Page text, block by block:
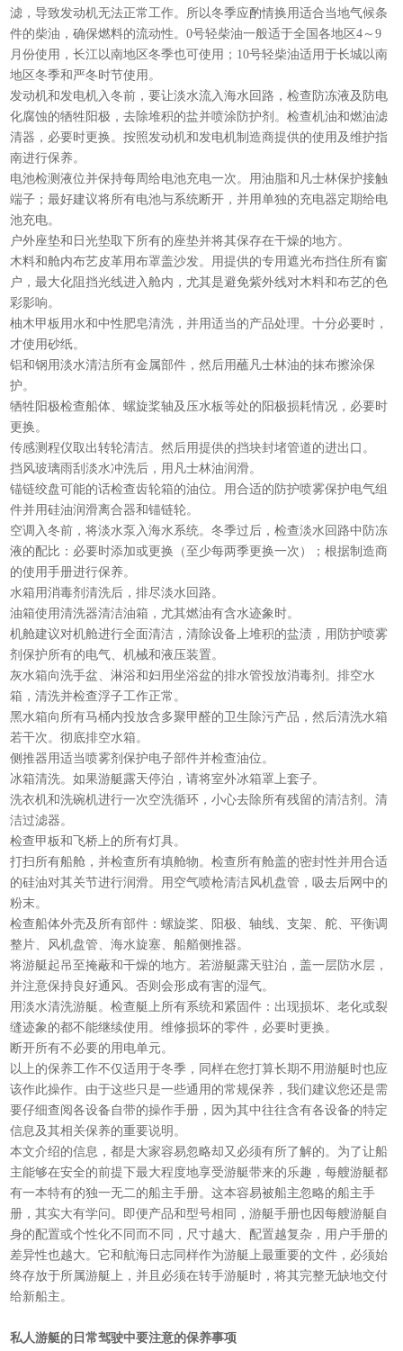
滤，导致发动机无法正常工作。所以冬季应酌情换用适合当地气候条
件的柴油，确保燃料的流动性。0号轻柴油一般适于全国各地区4～9
月份使用，长江以南地区冬季也可使用；10号轻柴油适用于长城以南
地区冬季和严冬时节使用。
发动机和发电机入冬前，要让淡水流入海水回路，检查防冻液及防电
化腐蚀的牺牲阳极，去除堆积的盐并喷涂防护剂。检查机油和燃油滤
清器，必要时更换。按照发动机和发电机制造商提供的使用及维护指
南进行保养。
电池检测液位并保持每周给电池充电一次。用油脂和凡士林保护接触
端子；最好建议将所有电池与系统断开，并用单独的充电器定期给电
池充电。
户外座垫和日光垫取下所有的座垫并将其保存在干燥的地方。
木料和舱内布艺皮革用布罩盖沙发。用提供的专用遮光布挡住所有窗
户，最大化阻挡光线进入舱内，尤其是避免紫外线对木料和布艺的色
彩影响。
柚木甲板用水和中性肥皂清洗，并用适当的产品处理。十分必要时，
才使用砂纸。
铝和钢用淡水清洁所有金属部件，然后用蘸凡士林油的抹布擦涂保
护。
牺牲阳极检查船体、螺旋桨轴及压水板等处的阳极损耗情况，必要时
更换。
传感测程仪取出转轮清洁。然后用提供的挡块封堵管道的进出口。
挡风玻璃雨刮淡水冲洗后，用凡士林油润滑。
锚链绞盘可能的话检查齿轮箱的油位。用合适的防护喷雾保护电气组
件并用硅油润滑离合器和锚链轮。
空调入冬前，将淡水泵入海水系统。冬季过后，检查淡水回路中防冻
液的配比：必要时添加或更换（至少每两季更换一次）；根据制造商
的使用手册进行保养。
水箱用消毒剂清洗后，排尽淡水回路。
油箱使用清洗器清洁油箱，尤其燃油有含水迹象时。
机舱建议对机舱进行全面清洁，清除设备上堆积的盐渍，用防护喷雾
剂保护所有的电气、机械和液压装置。
灰水箱向洗手盆、淋浴和妇用坐浴盆的排水管投放消毒剂。排空水
箱，清洗并检查浮子工作正常。
黑水箱向所有马桶内投放含多聚甲醛的卫生除污产品，然后清洗水箱
若干次。彻底排空水箱。
侧推器用适当喷雾剂保护电子部件并检查油位。
冰箱清洗。如果游艇露天停泊，请将室外冰箱罩上套子。
洗衣机和洗碗机进行一次空洗循环，小心去除所有残留的清洁剂。清
洁过滤器。
检查甲板和飞桥上的所有灯具。
打扫所有船舱，并检查所有填舱物。检查所有舱盖的密封性并用合适
的硅油对其关节进行润滑。用空气喷枪清洁风机盘管，吸去后网中的
粉末。
检查船体外壳及所有部件：螺旋桨、阳极、轴线、支架、舵、平衡调
整片、风机盘管、海水旋塞、船艏侧推器。
将游艇起吊至掩蔽和干燥的地方。若游艇露天驻泊，盖一层防水层，
并注意保持良好通风。否则会形成有害的湿气。
用淡水清洗游艇。检查艇上所有系统和紧固件：出现损坏、老化或裂
缝迹象的都不能继续使用。维修损坏的零件，必要时更换。
断开所有不必要的用电单元。
以上的保养工作不仅适用于冬季，同样在您打算长期不用游艇时也应
该作此操作。由于这些只是一些通用的常规保养，我们建议您还是需
要仔细查阅各设备自带的操作手册，因为其中往往含有各设备的特定
信息及其相关保养的重要说明。
本文介绍的信息，都是大家容易忽略却又必须有所了解的。为了让船
主能够在安全的前提下最大程度地享受游艇带来的乐趣，每艘游艇都
有一本特有的独一无二的船主手册。这本容易被船主忽略的船主手
册，其实大有学问。即便产品和型号相同，游艇手册也因每艘游艇自
身的配置或个性化不同而不同，尺寸越大、配置越复杂，用户手册的
差异性也越大。它和航海日志同样作为游艇上最重要的文件，必须始
终存放于所属游艇上，并且必须在转手游艇时，将其完整无缺地交付
给新船主。
私人游艇的日常驾驶中要注意的保养事项